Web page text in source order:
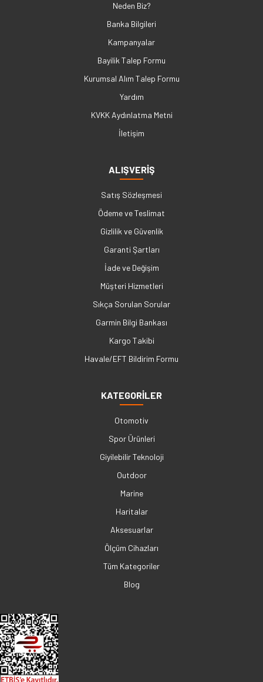
Neden Biz?
Banka Bilgileri
Kampanyalar
Bayilik Talep Formu
Kurumsal Alım Talep Formu
Yardım
KVKK Aydınlatma Metni
İletişim
ALIŞVERİŞ
Satış Sözleşmesi
Ödeme ve Teslimat
Gizlilik ve Güvenlik
Garanti Şartları
İade ve Değişim
Müşteri Hizmetleri
Sıkça Sorulan Sorular
Garmin Bilgi Bankası
Kargo Takibi
Havale/EFT Bildirim Formu
KATEGORİLER
Otomotiv
Spor Ürünleri
Giyilebilir Teknoloji
Outdoor
Marine
Haritalar
Aksesuarlar
Ölçüm Cihazları
Tüm Kategoriler
Blog